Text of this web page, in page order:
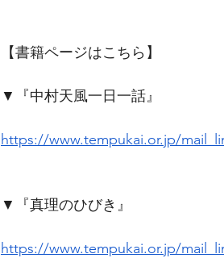
【書籍ページはこちら】
▼『中村天風一日一話』
https://www.tempukai.or.jp/
▼『真理のひびき』
https://www.tempukai.or.jp/